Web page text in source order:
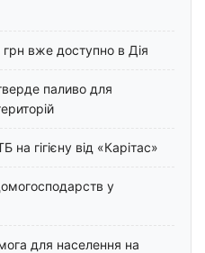
вже доступно в Дія
паливо для
гігієну від «Карітас»
у
для населення на